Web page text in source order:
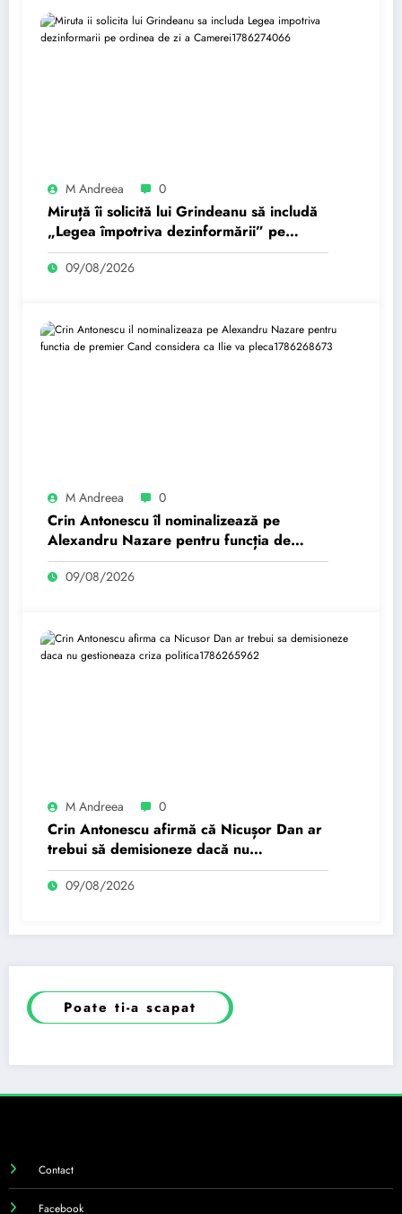
M Andreea 0
Miruță îi solicită lui Grindeanu să includă
„Legea împotriva dezinformării” pe
ordinea de zi a Camerei…
09/08/2026
M Andreea 0
Crin Antonescu îl nominalizează pe
Alexandru Nazare pentru funcția de
premier. Când consideră că Ilie va
pleca…
09/08/2026
M Andreea 0
Crin Antonescu afirmă că Nicușor Dan ar
trebui să demisioneze dacă nu
gestionează criza politică.
09/08/2026
Poate ti-a scapat
Contact
Facebook